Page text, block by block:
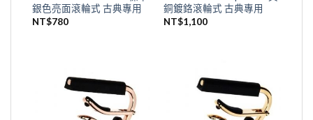
銀色亮面滾輪式 古典專用
NT$780
銅鍍鉻滾輪式 古典專用
NT$1,100